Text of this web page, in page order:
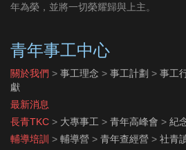
年為榮，並將一切榮耀歸與上主。
青年事工中心
關於我們 > 事工理念 > 事工計劃 > 事工
獻
最新消息
長青TKC > 大專事工 > 青年高峰會 > 紀
輔導培訓 > 輔導營 > 青年查經營 > 社青